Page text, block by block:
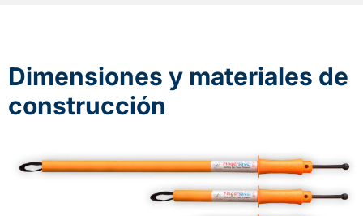
Dimensiones y materiales de
construcción